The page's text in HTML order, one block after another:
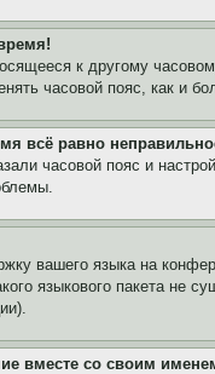
к другому
часовой пояс, как и
всё равно
часовой пояс и
вашего языка на
языкового пакета не
вместе со своим